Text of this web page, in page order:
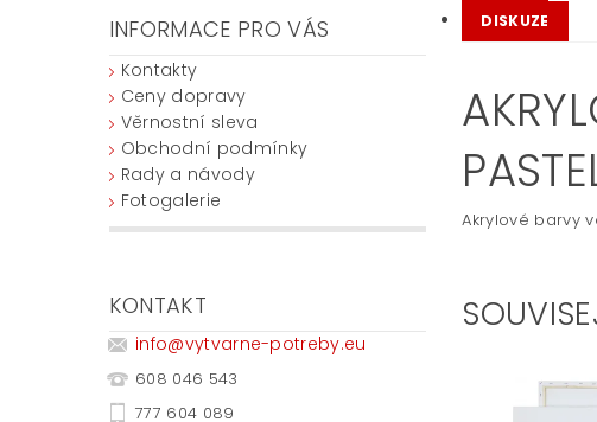
INFORMACE PRO VÁS
Kontakty
Ceny dopravy
Věrnostní sleva
Obchodní podmínky
Rady a návody
Fotogalerie
KONTAKT
info@vytvarne-potreby.eu
608 046 543
777 604 089
DISKUZE
Akrylové barvy